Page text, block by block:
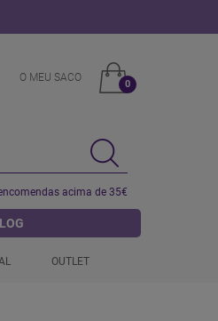
O MEU SACO
0
acima de 35€
OUTLET